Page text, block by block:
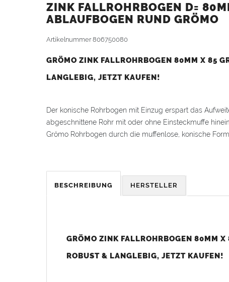
ZINK FALLROHRBOGEN D=
ABLAUFBOGEN RUND GRÖMO
Artikelnummer806750080
GRÖMO ZINK FALLROHRBOGEN 80MM X 85
LANGLEBIG, JETZT KAUFEN!
Der konische Rohrbogen mit Einzug erspart das
abgeschnittene Rohr mit oder ohne Einsteckmuffe
Grömo Rohrbogen durch die muffenlose, konische Form.
Kein lästiges Aufweiten von Rohren mehr
Kein Aufweitwerkzeug erforderlich
Sichere Steckverbindung für Rohre mit und ohne
Fallrohren, die vor dem Jahr 2000 hergestellt
BESCHREIBUNG HERSTELLER
GRÖMO ZINK FALLROHRBOGEN 80MM
ROBUST & LANGLEBIG, JETZT KAUFEN!